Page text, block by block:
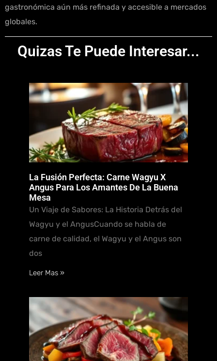
gastronómica aún más refinada y accesible a mercados
globales.
Quizas Te Puede Interesar...
La Fusión Perfecta: Carne Wagyu X
Angus Para Los Amantes De La Buena
Mesa
Un Viaje de Sabores: La Historia Detrás del
Wagyu y el AngusCuando se habla de
carne de calidad, el Wagyu y el Angus son
dos
Leer Mas »